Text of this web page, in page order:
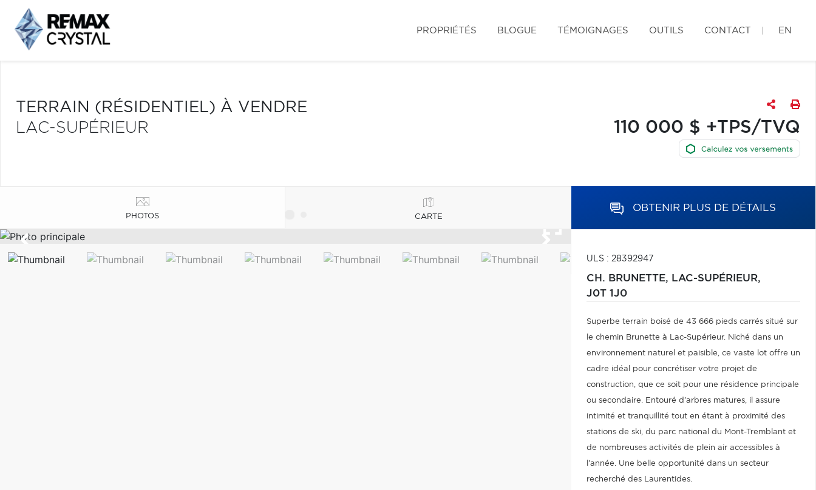
PROPRIÉTÉS BLOGUE TÉMOIGNAGES OUTILS CONTACT EN
TERRAIN (RÉSIDENTIEL) À VENDRE
LAC-SUPÉRIEUR
110 000 $ +TPS/TVQ
PHOTOS CARTE
OBTENIR PLUS DE DÉTAILS
ULS : 28392947
CH. BRUNETTE, LAC-SUPÉRIEUR,
J0T 1J0
Superbe terrain boisé de 43 666 pieds carrés situé sur
le chemin Brunette à Lac-Supérieur. Niché dans un
environnement naturel et paisible, ce vaste lot offre un
cadre idéal pour concrétiser votre projet de
construction, que ce soit pour une résidence principale
ou secondaire. Entouré d'arbres matures, il assure
intimité et tranquillité tout en étant à proximité des
stations de ski, du parc national du Mont-Tremblant et
de nombreuses activités de plein air accessibles à
l'année. Une belle opportunité dans un secteur
recherché des Laurentides.